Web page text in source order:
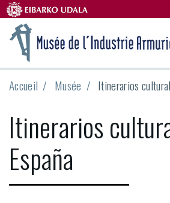
Accueil Musée Itinerarios
Itinerarios
España